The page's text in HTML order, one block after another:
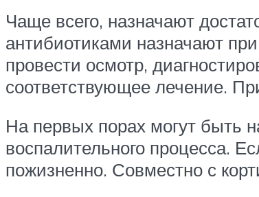
Чаще всего, назначают
антибиотиками назначают
провести осмотр,
соответствующее лечение.
На первых порах могут быть
воспалительного процесса.
пожизненно. Совместно с